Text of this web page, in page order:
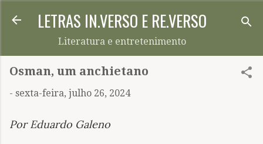
Pular para o conteúdo principal
LETRAS IN.VERSO E RE.VERSO
Literatura e entretenimento
Osman, um anchietano
- sexta-feira, julho 26, 2024
Por Eduardo Galeno